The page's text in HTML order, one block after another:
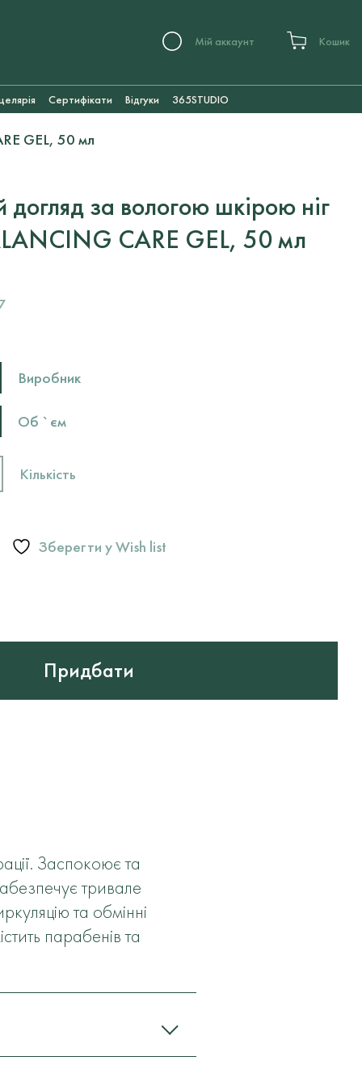
Мій аккаунт Кошик
Сертифікати Відгуки 365STUDIO
GEL, 50 мл
за вологою шкірою ніг
CARE GEL, 50 мл
Виробник
Об `єм
Кількість
Зберегти у Wish list
Придбати
Заспокоює та
тривале
та обмінні
парабенів та